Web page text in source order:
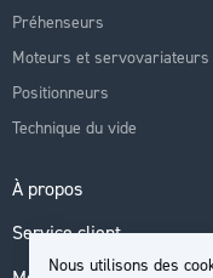
Nous utilisons des
Préhenseurs
Moteurs et servovariateurs
Positionneurs
Technique du vide
À propos
Service client